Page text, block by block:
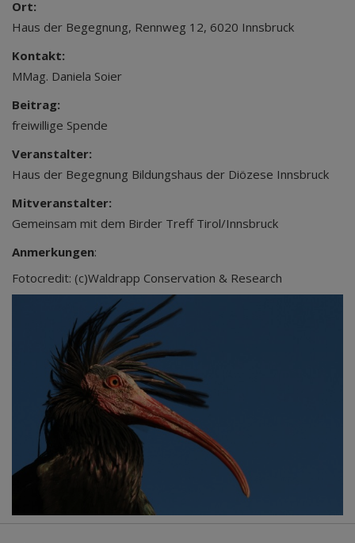
Ort:
Haus der Begegnung, Rennweg 12, 6020 Innsbruck
Kontakt:
MMag. Daniela Soier
Beitrag:
freiwillige Spende
Veranstalter:
Haus der Begegnung Bildungshaus der Diözese Innsbruck
Mitveranstalter:
Gemeinsam mit dem Birder Treff Tirol/Innsbruck
Anmerkungen:
Fotocredit: (c)Waldrapp Conservation & Research